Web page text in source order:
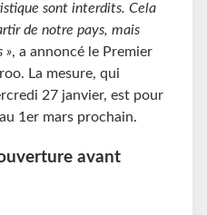
sont interdits. Cela
de notre pays, mais
», a annoncé le Premier
La mesure, qui
27 janvier, est pour
1er mars prochain.
avant